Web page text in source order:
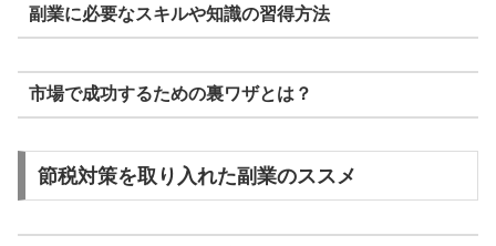
副業に必要なスキルや知識の習得方法
市場で成功するための裏ワザとは？
節税対策を取り入れた副業のススメ